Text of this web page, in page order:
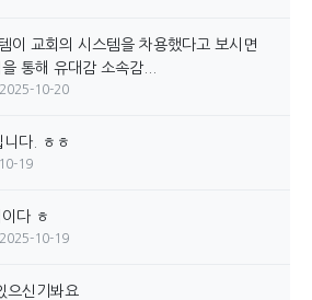
이 교회의 시스템을 차용했다고 보시면
통해 유대감 소속감...
2025-10-20
다. ㅎㅎ
19
다 ㅎ
2025-10-19
으신기봐요